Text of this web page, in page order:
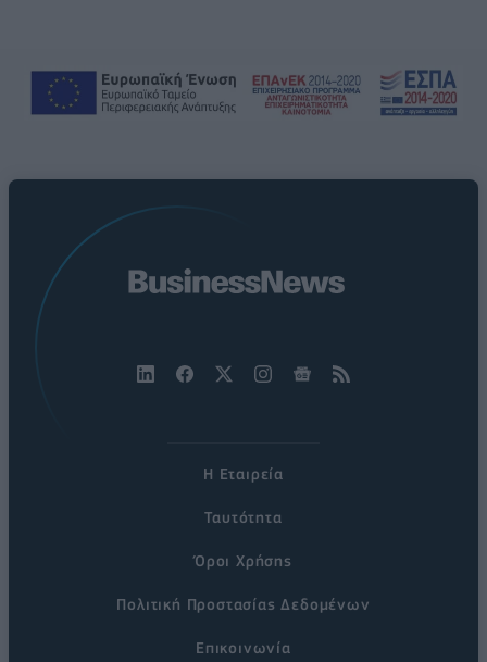
Η Εταιρεία
Ταυτότητα
Όροι Χρήσης
Πολιτική Προστασίας Δεδομένων
Επικοινωνία